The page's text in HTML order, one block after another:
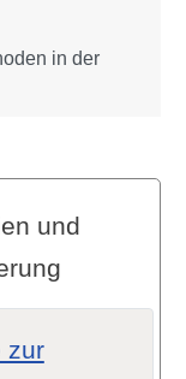
in der
und
zur